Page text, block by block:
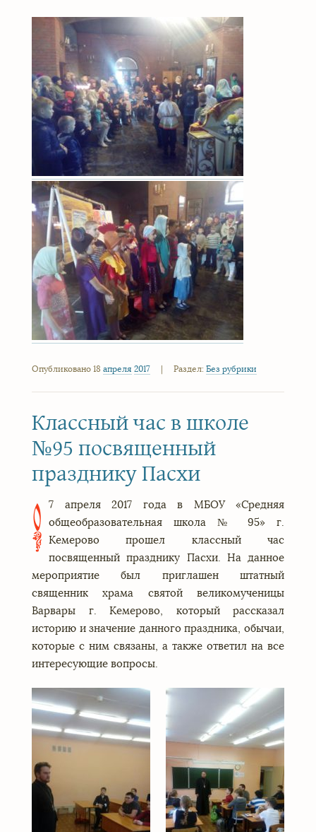
Опубликовано 18 апреля 2017 | Раздел: Без рубрики
Классный час в школе
№95 посвященный
празднику Пасхи
0 7 апреля 2017 года в МБОУ «Средняя
общеобразовательная школа № 95» г.
Кемерово прошел классный час
посвященный празднику Пасхи. На данное
мероприятие был приглашен штатный
священник храма святой великомученицы
Варвары г. Кемерово, который рассказал
историю и значение данного праздника, обычаи,
которые с ним связаны, а также ответил на все
интересующие вопросы.